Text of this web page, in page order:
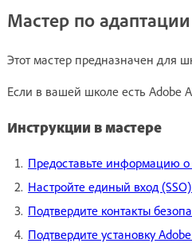
Мастер по
Этот мастер предназначен для
Если в вашей школе есть Adobe
Инструкции в мастере
Предоставьте информацию
Настройте единый вход
Подтвердите контакты
Подтвердите установку